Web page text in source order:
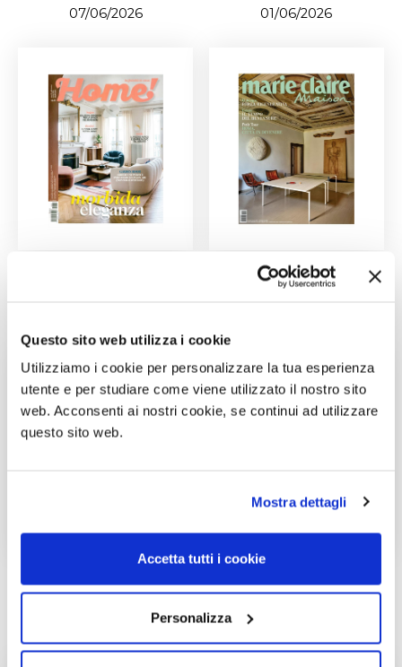
Questo sito web utilizza i cookie
Utilizziamo i cookie per personalizzare la tua esperienza
utente e per studiare come viene utilizzato il nostro sito
web. Acconsenti ai nostri cookie, se continui ad utilizzare
questo sito web.
Mostra dettagli
Accetta tutti i cookie
Personalizza
07/06/2026 01/06/2026
Marie Claire
Maison Italia
STYLE Italia
Italia